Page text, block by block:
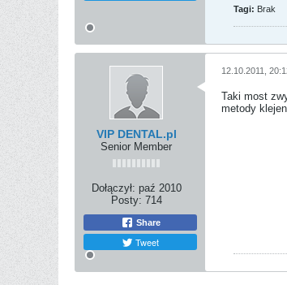
Tagi: Brak
VIP DENTAL.pl
Senior Member
Dołączył: paź 2010
Posty: 714
Share
Tweet
12.10.2011,
Taki most
metody